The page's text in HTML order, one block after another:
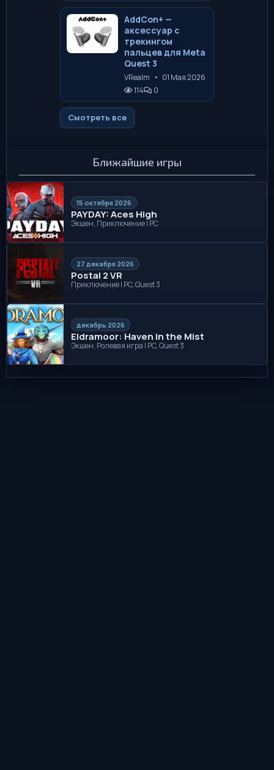
AddCon+ —
аксессуар с
трекингом
пальцев для Meta
Quest 3
VRealm • 01 Мая 2026
114
0
Смотреть все
Ближайшие игры
15 октября 2026
PAYDAY: Aces High
Экшен, Приключение | PC
27 декабря 2026
Postal 2 VR
Приключение | PC, Quest 3
декабрь 2026
Eldramoor: Haven in the Mist
Экшен, Ролевая игра | PC, Quest 3